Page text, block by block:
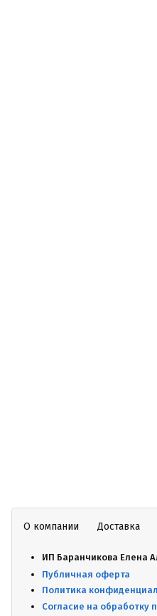
О компании Доставка
ИП Баранчикова Елена
Публичная оферта
Политика
Согласие на обработку